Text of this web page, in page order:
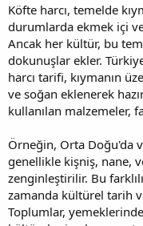
Köfte harcı, temelde
durumlarda ekmek içi
Ancak her kültür, bu
dokunuşlar ekler.
harcı tarifi, kıymanın
ve soğan eklenerek
kullanılan malzemeler,
Örneğin, Orta Doğu'da
genellikle kişniş, nane,
zenginleştirilir. Bu
zamanda kültürel tarih
Toplumlar,